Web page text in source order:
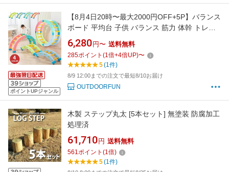
ポイントUPジャンル
【8月4日20時〜最大2000円OFF+5P】バランス
ボード 平均台 子供 バランス 筋力 体幹 トレー
ニング 運動不足解消 ストレス解消 耐荷重50kg
ジャングルジム バランスブロック おもちゃ 室
内遊び 大型遊具 遊具 幼児 キッズ 運動 知育 ク
リスマス プレゼント ギフト 屋外
6,280 円〜 送料無料
285ポイント (1倍+4倍UP)〜
5(1件)
8/9 12:00までの注文で最短8/10お届け
OUTDOORFUN
木製 ステップ丸太 [5本セット] 無塗装 防腐加工
処理済
61,710 円 送料無料
561ポイント (1倍)
5(1件)